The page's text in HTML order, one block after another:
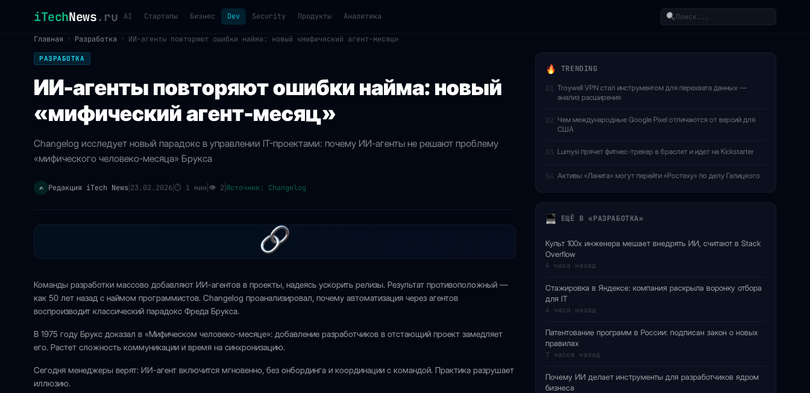
iTechNews.ru AI Стартапы Бизнес Dev Security Продукты Аналитика
Поиск
Главная
› Разработка › ИИ-агенты повторяют ошибки найма: новый «мифический агент-месяц»
РАЗРАБОТКА
ИИ-агенты повторяют ошибки найма: новый
«мифический агент-месяц»
Changelog исследует новый парадокс в управлении IT-проектами: почему ИИ-агенты не решают проблему
«мифического человеко-месяца» Брукса
✍️ Редакция iTech News 23.02.2026⏱ 1 мин 👁 2 Источник: Changelog
Команды разработки массово добавляют ИИ-агентов в проекты, надеясь ускорить релизы. Результат противоположный —
как 50 лет назад с наймом программистов. Changelog проанализировал, почему автоматизация через агентов
воспроизводит классический парадокс Фреда Брукса.
В 1975 году Брукс доказал в «Мифическом человеко-месяце»: добавление разработчиков в отстающий проект замедляет
его. Растет сложность коммуникации и время на синхронизацию.
Сегодня менеджеры верят: ИИ-агент включится мгновенно, без онбординга и координации с командой. Практика разрушает
иллюзию.
TRENDING
01 Troywell VPN стал инструментом для перехвата данных —
анализ расширения
02 Чем международные Google Pixel отличаются от версий для
США
03 Lumysi прячет фитнес-трекер в браслет и идет на Kickstarter
04 Активы «Ланита» могут перейти «Ростеху» по делу Галицкого
ЕЩЁ В «РАЗРАБОТКА»
Культ 100x инженера мешает внедрять ИИ, считают в Stack
Overflow
4 часа назад
Стажировка в Яндексе: компания раскрыла воронку отбора
для IT
4 часа назад
Патентование программ в России: подписан закон о новых
правилах
7 часов назад
Почему ИИ делает инструменты для разработчиков ядром
бизнеса